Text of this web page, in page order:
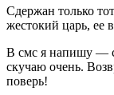
Сдержан только
жестокий царь, ее
В смс я напишу —
скучаю очень.
поверь!